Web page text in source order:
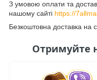
З умовою оплати та
нашому сайті https://
Безкоштовна доставка на
Отримуйте